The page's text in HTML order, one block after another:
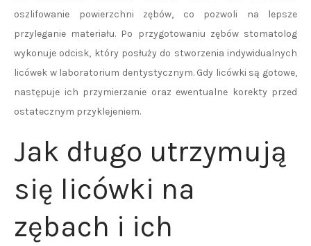
oszlifowanie powierzchni zębów, co pozwoli na lepsze
przyleganie materiału. Po przygotowaniu zębów stomatolog
wykonuje odcisk, który posłuży do stworzenia indywidualnych
licówek w laboratorium dentystycznym. Gdy licówki są gotowe,
następuje ich przymierzanie oraz ewentualne korekty przed
ostatecznym przyklejeniem.
Jak długo utrzymują
się licówki na
zębach i ich